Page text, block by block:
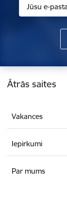
Kājene
Ātrās saites
Vakances
Iepirkumi
Par mums